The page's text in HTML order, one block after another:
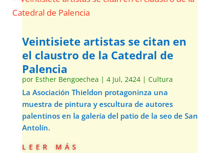
Veintisiete artistas se citan en
el claustro de la Catedral de
Palencia
por Esther Bengoechea | 4 Jul, 2424| Cultura
La Asociación Thieldon protagoninza una
muestra de pintura y escultura de autores
palentinos en la galería del patio de la seo de San
Antolín.
leer más